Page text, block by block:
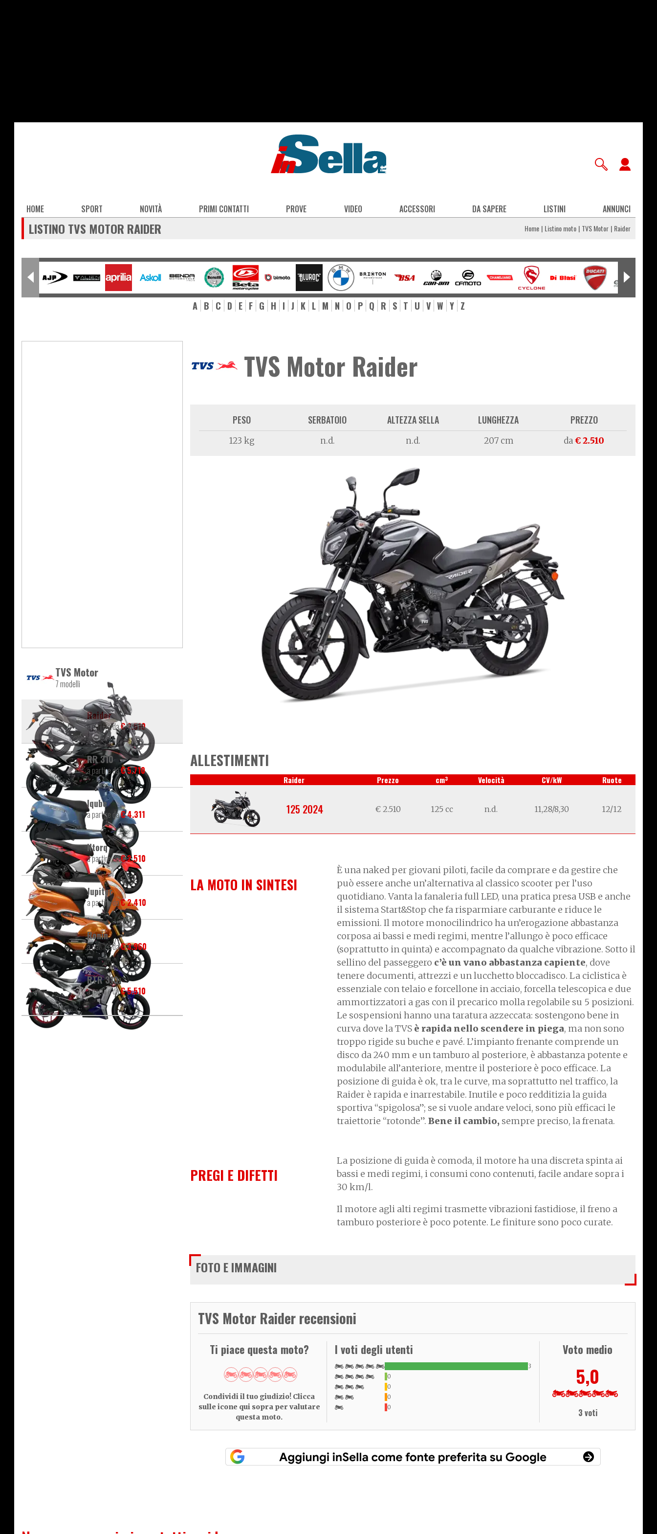
Main
navigation
HOME SPORT NOVITÀ PRIMI CONTATTI PROVE VIDEO ACCESSORI DA SAPERE LISTINI ANNUNCI
LISTINO TVS MOTOR RAIDER Home Listino moto TVS Motor Raider
A B C D E F G H I J K L M N O P Q R S T U V W Y Z
TVS Motor
7 modelli
Raider
a partire da€ 2.510
RR 310
a partire da€ 5.710
Iqube
a partire da€ 4.311
Ntorq
a partire da€ 2.510
Jupiter
a partire da€ 2.410
Ronin
a partire da€ 3.960
RTR 310
a partire da€ 5.510
TVS Motor Raider
PESO
123 kg
SERBATOIO
n.d.
ALTEZZA SELLA
n.d.
LUNGHEZZA
207 cm
PREZZO
da€ 2.510
ALLESTIMENTI
Raider Prezzo cm3 Velocità CV/kW Ruote
125 2024 € 2.510 125 cc n.d. 11,28/8,30 12/12
LA MOTO IN SINTESI
È una naked per giovani piloti, facile da comprare e da gestire che
può essere anche un’alternativa al classico scooter per l’uso
quotidiano. Vanta la fanaleria full LED, una pratica presa USB e anche
il sistema Start&Stop che fa risparmiare carburante e riduce le
emissioni. Il motore monocilindrico ha un’erogazione abbastanza
corposa ai bassi e medi regimi, mentre l’allungo è poco efficace
(soprattutto in quinta) e accompagnato da qualche vibrazione. Sotto il
sellino del passeggero c’è un vano abbastanza capiente, dove
tenere documenti, attrezzi e un lucchetto bloccadisco. La ciclistica è
essenziale con telaio e forcellone in acciaio, forcella telescopica e due
ammortizzatori a gas con il precarico molla regolabile su 5 posizioni.
Le sospensioni hanno una taratura azzeccata: sostengono bene in
curva dove la TVS è rapida nello scendere in piega, ma non sono
troppo rigide su buche e pavé. L’impianto frenante comprende un
disco da 240 mm e un tamburo al posteriore, è abbastanza potente e
modulabile all’anteriore, mentre il posteriore è poco efficace. La
posizione di guida è ok, tra le curve, ma soprattutto nel traffico, la
Raider è rapida e inarrestabile. Inutile e poco redditizia la guida
sportiva “spigolosa”; se si vuole andare veloci, sono più efficaci le
traiettorie “rotonde”. Bene il cambio, sempre preciso, la frenata.
PREGI E DIFETTI
La posizione di guida è comoda, il motore ha una discreta spinta ai
bassi e medi regimi, i consumi cono contenuti, facile andare sopra i
30 km/l.
Il motore agli alti regimi trasmette vibrazioni fastidiose, il freno a
tamburo posteriore è poco potente. Le finiture sono poco curate.
FOTO E IMMAGINI
TVS Motor Raider recensioni
Ti piace questa moto?
Condividi il tuo giudizio! Clicca
sulle icone qui sopra per valutare
questa moto.
I voti degli utenti
3
0
0
0
0
Voto medio
5,0
3 voti